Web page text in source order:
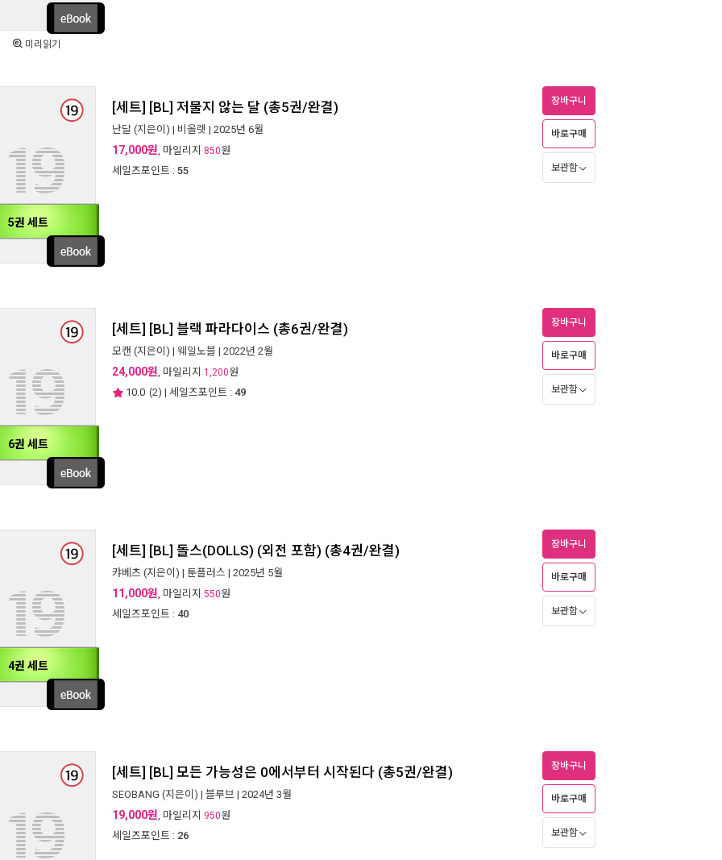
미리읽기
5권 세트
[세트] [BL] 저물지 않는 달 (총5권/완결)
난달 (지은이) | 비올렛 | 2025년 6월
17,000원, 마일리지 850원
세일즈포인트 : 55
장바구니
바로구매
보관함
6권 세트
[세트] [BL] 블랙 파라다이스 (총6권/완결)
모캔 (지은이) | 웨일노블 | 2022년 2월
24,000원, 마일리지 1,200원
10.0 (2) | 세일즈포인트 : 49
장바구니
바로구매
보관함
4권 세트
[세트] [BL] 돌스(DOLLS) (외전 포함) (총4권/완결)
캬베츠 (지은이) | 툰플러스 | 2025년 5월
11,000원, 마일리지 550원
세일즈포인트 : 40
장바구니
바로구매
보관함
[세트] [BL] 모든 가능성은 0에서부터 시작된다 (총5권/완결)
SEOBANG (지은이) | 블루브 | 2024년 3월
19,000원, 마일리지 950원
세일즈포인트 : 26
장바구니
바로구매
보관함